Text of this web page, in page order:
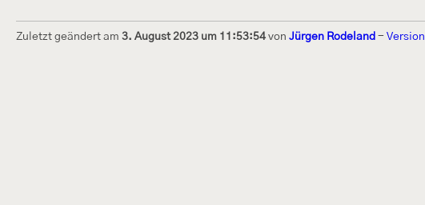
Zuletzt geändert am 3. August 2023 um 11:53:54 von Jürgen Rodeland - Version